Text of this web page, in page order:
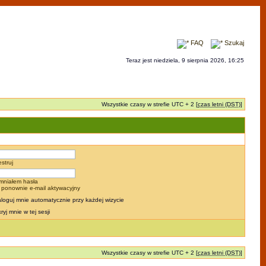
FAQ Szukaj
Teraz jest niedziela, 9 sierpnia 2026, 16:25
Wszystkie czasy w strefie UTC + 2 [czas letni (DST)]
hasła
ponownie e-mail aktywacyjny
mnie automatycznie przy każdej wizycie
mnie w tej sesji
Wszystkie czasy w strefie UTC + 2 [czas letni (DST)]